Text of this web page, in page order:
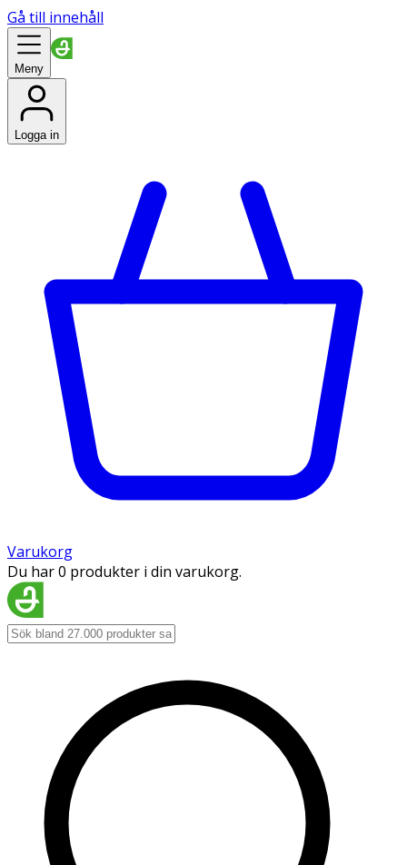
Gå till innehåll
Meny
Logga in
Varukorg
Du har 0 produkter i din varukorg.